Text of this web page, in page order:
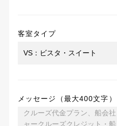
客室タイプ
メッセージ（最大400文字）